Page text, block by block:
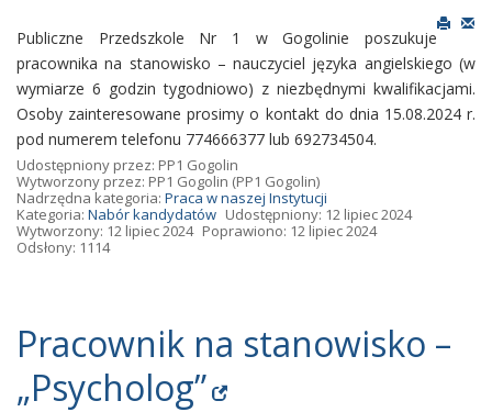
Publiczne Przedszkole Nr 1 w Gogolinie poszukuje
pracownika na stanowisko – nauczyciel języka angielskiego (w
wymiarze 6 godzin tygodniowo) z niezbędnymi kwalifikacjami.
Osoby zainteresowane prosimy o kontakt do dnia 15.08.2024 r.
pod numerem telefonu 774666377 lub 692734504.
Udostępniony przez: PP1 Gogolin
Wytworzony przez: PP1 Gogolin (PP1 Gogolin)
Nadrzędna kategoria: Praca w naszej Instytucji
Kategoria: Nabór kandydatów Udostępniony: 12 lipiec 2024
Wytworzony: 12 lipiec 2024 Poprawiono: 12 lipiec 2024
Odsłony: 1114
Pracownik na stanowisko –
„Psycholog”